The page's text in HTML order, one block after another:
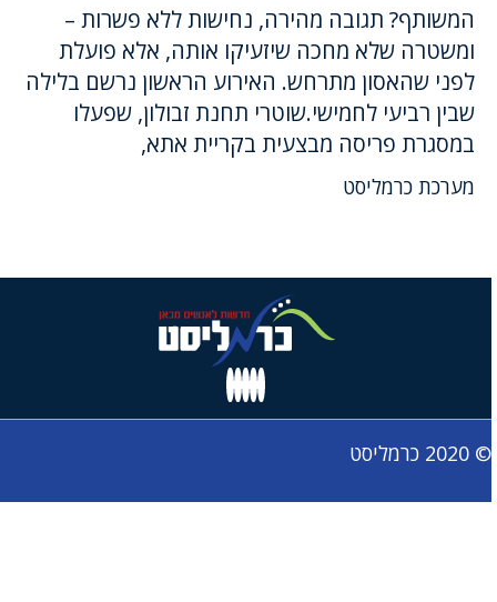
המשותף? תגובה מהירה, נחישות ללא פשרות –
ומשטרה שלא מחכה שיזעיקו אותה, אלא פועלת
לפני שהאסון מתרחש. האירוע הראשון נרשם בלילה
שבין רביעי לחמישי.שוטרי תחנת זבולון, שפעלו
במסגרת פריסה מבצעית בקריית אתא,
מערכת כרמליסט
© 2020 כרמליסט